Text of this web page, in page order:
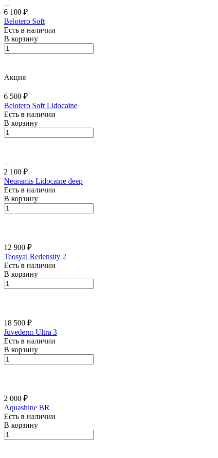
6 100 ₽
Belotero Soft
Есть в наличии
В корзину
Акция
6 500 ₽
Belotero Soft Lidocaine
Есть в наличии
В корзину
2 100 ₽
Neuramis Lidocaine deep
Есть в наличии
В корзину
12 900 ₽
Teosyal Redensity 2
Есть в наличии
В корзину
18 500 ₽
Juvederm Ultra 3
Есть в наличии
В корзину
2 000 ₽
Aquashine BR
Есть в наличии
В корзину